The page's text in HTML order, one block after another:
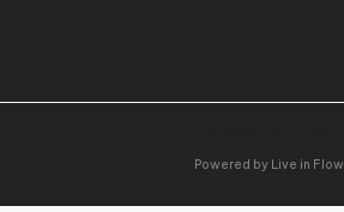
Powered by Live in Flow